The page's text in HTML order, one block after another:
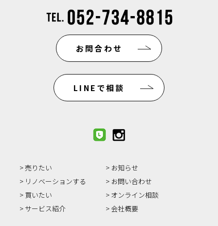
お問合わせ
LINEで相談
売りたい
リノベーションする
買いたい
サービス紹介
お知らせ
お問い合わせ
オンライン相談
会社概要